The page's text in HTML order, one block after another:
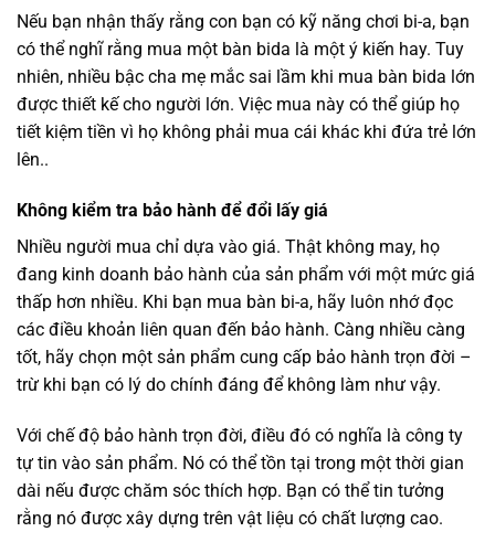
Nếu bạn nhận thấy rằng con bạn có kỹ năng chơi bi-a, bạn
có thể nghĩ rằng mua một bàn bida là một ý kiến ​​hay. Tuy
nhiên, nhiều bậc cha mẹ mắc sai lầm khi mua bàn bida lớn
được thiết kế cho người lớn. Việc mua này có thể giúp họ
tiết kiệm tiền vì họ không phải mua cái khác khi đứa trẻ lớn
lên..
Không kiểm tra bảo hành để đổi lấy giá
Nhiều người mua chỉ dựa vào giá. Thật không may, họ
đang kinh doanh bảo hành của sản phẩm với một mức giá
thấp hơn nhiều. Khi bạn mua bàn bi-a, hãy luôn nhớ đọc
các điều khoản liên quan đến bảo hành. Càng nhiều càng
tốt, hãy chọn một sản phẩm cung cấp bảo hành trọn đời –
trừ khi bạn có lý do chính đáng để không làm như vậy.
Với chế độ bảo hành trọn đời, điều đó có nghĩa là công ty
tự tin vào sản phẩm. Nó có thể tồn tại trong một thời gian
dài nếu được chăm sóc thích hợp. Bạn có thể tin tưởng
rằng nó được xây dựng trên vật liệu có chất lượng cao.